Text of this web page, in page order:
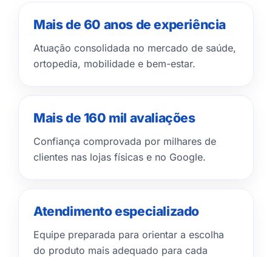
Mais de 60 anos de experiência
Atuação consolidada no mercado de saúde,
ortopedia, mobilidade e bem-estar.
Mais de 160 mil avaliações
Confiança comprovada por milhares de
clientes nas lojas físicas e no Google.
Atendimento especializado
Equipe preparada para orientar a escolha
do produto mais adequado para cada